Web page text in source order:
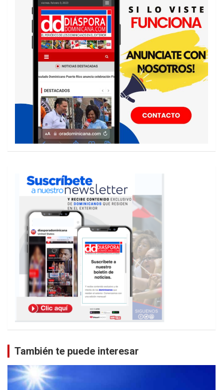
También te puede interesar